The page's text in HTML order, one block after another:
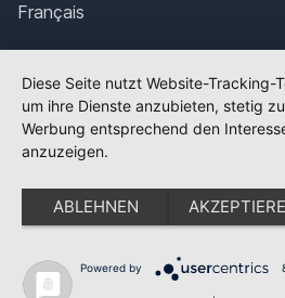
Français
Polska
Português
Nederlands
Svenska
Diese Seite nutzt Website-Tracking-
um ihre Dienste anzubieten, stetig
Werbung entsprechend den
anzuzeigen.
ABLEHNEN
Powered by